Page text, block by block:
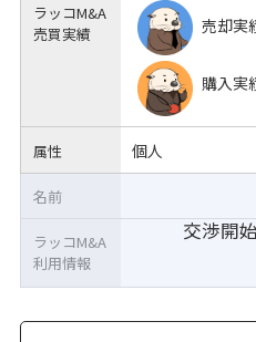
ラッコM&A
売買実績
売却実
購入実
属性 個人
交渉開
名前
ラッコM&A
利用情報